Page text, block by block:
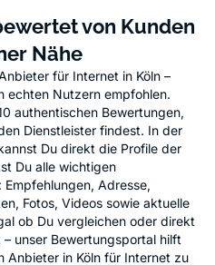
von Kunden
Nähe
für Internet in Köln –
echten Nutzern empfohlen.
authentischen Bewertungen,
Dienstleister findest. In der
Du direkt die Profile der
Du alle wichtigen
Adresse,
Fotos, Videos sowie aktuelle
ob Du vergleichen oder direkt
unser Bewertungsportal hilft
Anbieter in Köln für Internet zu